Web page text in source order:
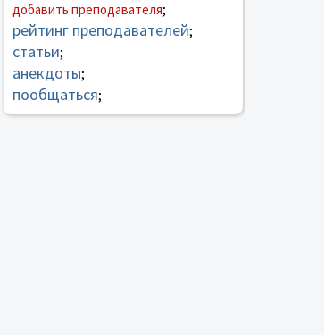
добавить преподавателя;
рейтинг преподавателей;
статьи;
анекдоты;
пообщаться;